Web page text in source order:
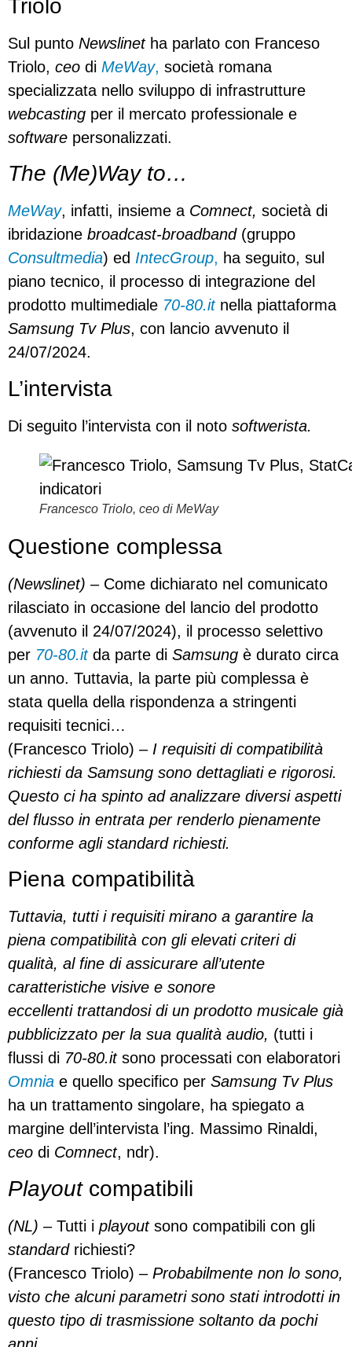
Triolo
Sul punto Newslinetha parlato con Franceso
Triolo, ceo di MeWay, società romana
specializzata nello sviluppo di infrastrutture
webcasting per il mercato professionale e
software personalizzati.
The (Me)Way to…
MeWay, infatti, insieme aComnect, società di
ibridazione broadcast-broadband(gruppo
Consultmedia) ed IntecGroup, ha seguito, sul
piano tecnico, il processo di integrazione del
prodotto multimediale 70-80.itnella piattaforma
Samsung Tv Plus, con lancio avvenuto il
24/07/2024.
L’intervista
Di seguito l’intervista con il noto softwerista.
Francesco Triolo, ceo di MeWay
Questione complessa
(Newslinet) – Come dichiarato nel comunicato
rilasciato in occasione del lancio del prodotto
(avvenuto il 24/07/2024), il processo selettivo
per 70-80.itda parte di Samsung è durato circa
un anno. Tuttavia, la parte più complessa è
stata quella della rispondenza a stringenti
requisiti tecnici…
(Francesco Triolo) –I requisiti di compatibilità
richiesti da Samsung sono dettagliati e rigorosi.
Questo ci ha spinto ad analizzare diversi aspetti
del flusso in entrata per renderlo pienamente
conforme agli standard richiesti.
Piena compatibilità
Tuttavia, tutti i requisiti mirano a garantire la
piena compatibilità con gli elevati criteri di
qualità, al fine di assicurare all’utente
caratteristiche visive e sonore
eccellenti trattandosi di un prodotto musicale già
pubblicizzato per la sua qualità audio, (tutti i
flussi di 70-80.itsono processati con elaboratori
Omnia e quello specifico per Samsung Tv Plus
ha un trattamento singolare, ha spiegato a
margine dell’intervista l’ing. Massimo Rinaldi,
ceo di Comnect, ndr).
Playoutcompatibili
(NL) – Tutti i playoutsono compatibili con gli
standardrichiesti?
(Francesco Triolo) –Probabilmente non lo sono,
visto che alcuni parametri sono stati introdotti in
questo tipo di trasmissione soltanto da pochi